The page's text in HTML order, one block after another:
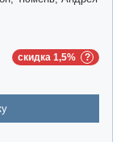
скидка 1,5%